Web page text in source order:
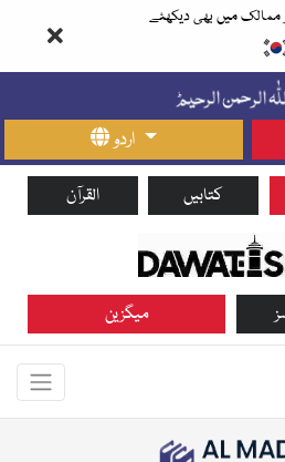
میں بھی دیکھئے
اردو
القرآن کتابیں
میگزین